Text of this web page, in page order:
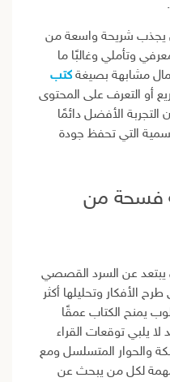
يجذب شريحة واسعة من
وتأملي وغالبًا ما
مشابهة بصيغة كتب
أو التعرف على المحتوى
التجربة الأفضل دائمًا
التي تحفظ جودة
فسحة من
يبتعد عن السرد القصصي
الأفكار وتحليلها أكثر
يمنح الكتاب عمقًا
يلبي توقعات القراء
والحوار المتسلسل ومع
مهمة لكل من يبحث عن